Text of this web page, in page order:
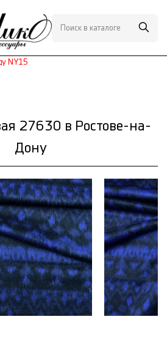
NY15
27630 в Ростове-на-
Дону